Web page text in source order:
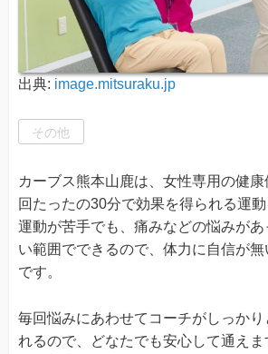
出典: image.mitsuraku.jp
その他
カーブス熊本山鹿は、女性専用の健
回たったの30分で効果を得られる運動
運動が苦手でも、痛みなどの悩みが
い範囲でできるので、体力に自信が
です。
毎回悩みにあわせてコーチがしっかり
れるので、どなたでも安心して通え